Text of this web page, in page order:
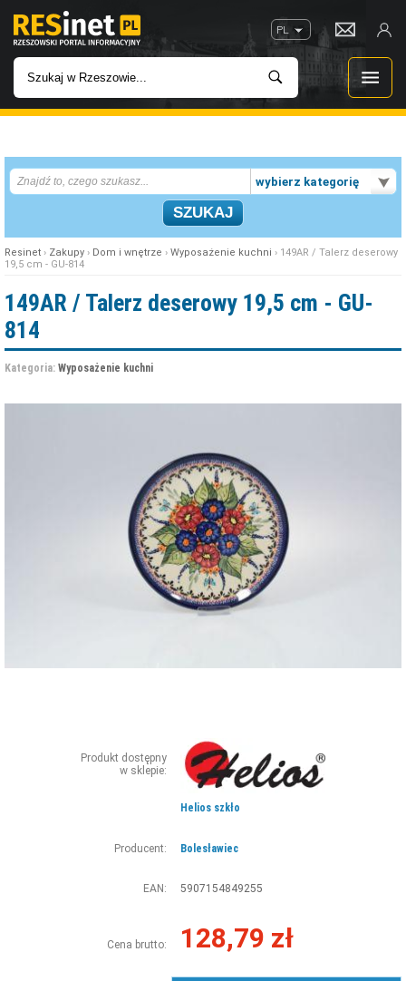
PL
INWESTYCJE
IMPREZY
W KINACH
wybierz kategorię
Resinet › Zakupy › Dom i wnętrze › Wyposażenie kuchni › 149AR / Talerz deserowy
19,5 cm - GU-814
149AR / Talerz deserowy 19,5 cm - GU-
814
Kategoria: Wyposażenie kuchni
Produkt dostępny
w sklepie:
Helios szkło
Producent: Bolesławiec
EAN: 5907154849255
Cena brutto: 128,79 zł